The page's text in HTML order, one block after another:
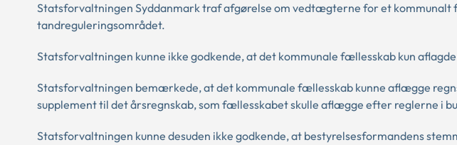
Statsforvaltningen Syddanmark traf afgørelse om vedtægterne for et kommunalt
tandreguleringsområdet.
Statsforvaltningen kunne ikke godkende, at det kommunale fællesskab kun
Statsforvaltningen bemærkede, at det kommunale fællesskab kunne aflægge
supplement til det årsregnskab, som fællesskabet skulle aflægge efter reglerne i
Statsforvaltningen kunne desuden ikke godkende, at bestyrelsesformandens